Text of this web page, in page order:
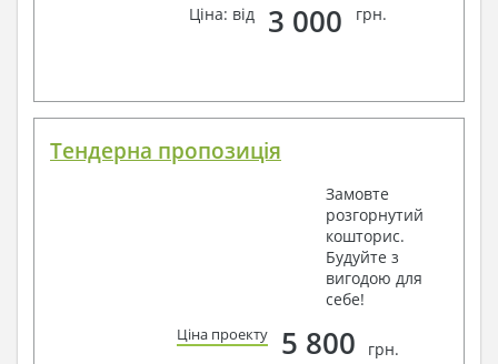
Ціна: від
3 000 грн.
Тендерна пропозиція
Замовте
розгорнутий
кошторис.
Будуйте з
вигодою для
себе!
Ціна проекту 5 800 грн.